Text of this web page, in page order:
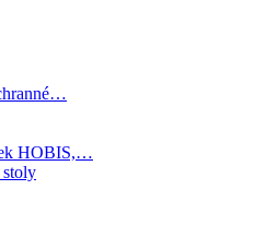
HOBIS,…
stoly